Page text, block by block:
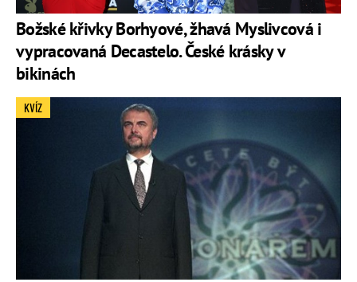
Božské křivky Borhyové, žhavá Myslivcová i
vypracovaná Decastelo. České krásky v
bikinách
KVÍZ